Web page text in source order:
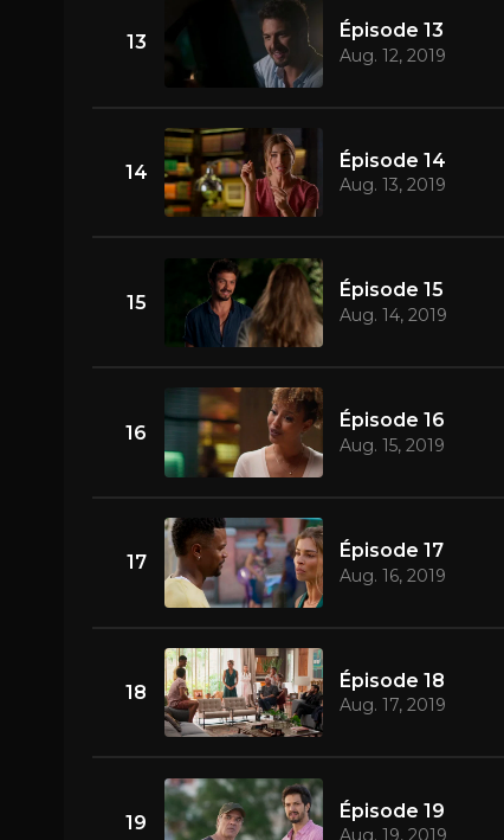
13
Épisode 13
Aug. 12, 2019
14
Épisode 14
Aug. 13, 2019
15
Épisode 15
Aug. 14, 2019
16
Épisode 16
Aug. 15, 2019
17
Épisode 17
Aug. 16, 2019
18
Épisode 18
Aug. 17, 2019
19
Épisode 19
Aug. 19, 2019